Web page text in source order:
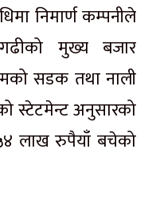
निमार्ण कम्पनीले
मुख्य बजार
सडक तथा नाली
स्टेटमेन्ट अनुसारको
लाख रुपैयाँ बचेको